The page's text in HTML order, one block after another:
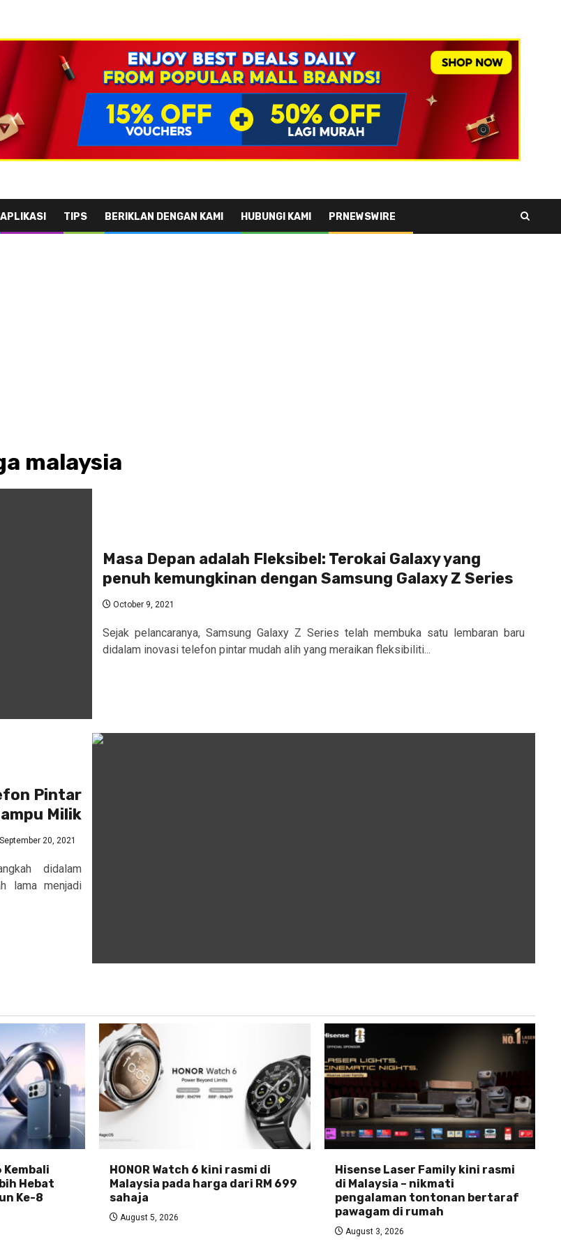
APLIKASI TIPS BERIKLAN DENGAN KAMI HUBUNGI KAMI PRNEWSWIRE
malaysia
Masa Depan adalah Fleksibel: Terokai Galaxy yang
penuh kemungkinan dengan Samsung Galaxy Z Series
October 9, 2021
Sejak pelancaranya, Samsung Galaxy Z Series telah membuka satu lembaran baru
didalam inovasi telefon pintar mudah alih yang meraikan fleksibiliti...
Pintar
Milik
September 20, 2021
didalam
lama menjadi
Kembali
Hebat
Ke-8
HONOR Watch 6 kini rasmi di
Malaysia pada harga dari RM 699
sahaja
August 5, 2026
Hisense Laser Family kini rasmi
di Malaysia – nikmati
pengalaman tontonan bertaraf
pawagam di rumah
August 3, 2026